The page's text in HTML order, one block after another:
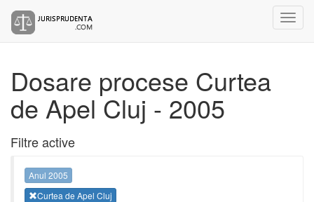
Dosare procese Curtea
de Apel Cluj - 2005
Filtre active
Anul 2005
Curtea de Apel Cluj